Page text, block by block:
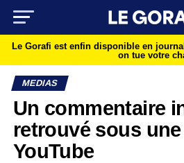
Le Gorafi est enfin disponible en
on tue votre
MEDIAS
Un commentaire
retrouvé sous
YouTube